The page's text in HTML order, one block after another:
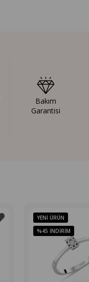
Bakım
Garantisi
YENI ÜRÜN
%45 İNDIRIM